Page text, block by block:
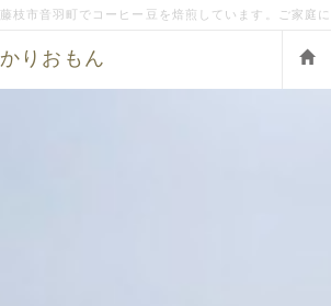
藤枝市音羽町でコーヒー豆を焙煎しています。ご家庭
かりおもん